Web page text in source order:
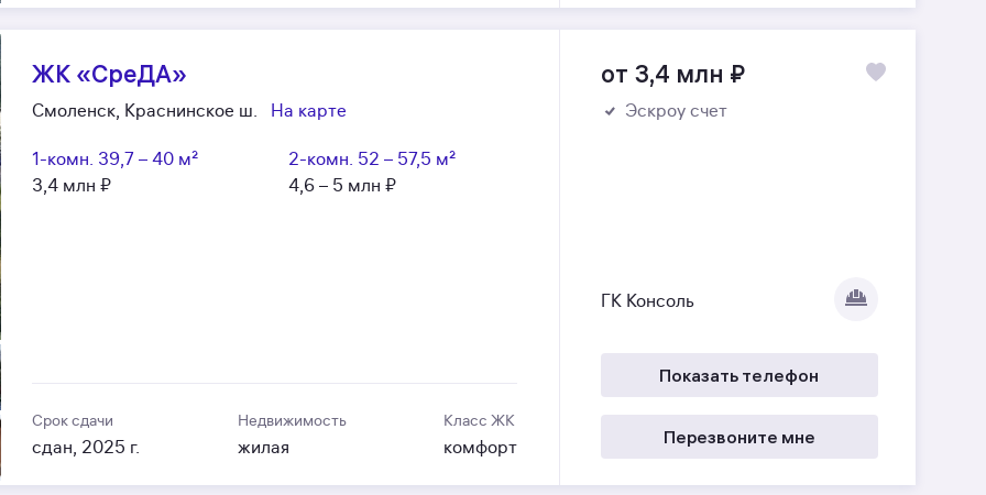
ЖК «СреДА»
Смоленск, Краснинское ш. На карте
1-комн. 39,7 – 40 м²
3,4 млн ₽
2-комн. 52 – 57,5 м²
4,6 – 5 млн ₽
Срок сдачи
сдан, 2025 г.
Недвижимость
жилая
Класс ЖК
комфорт
от 3,4 млн ₽
Эскроу счет
ГК Консоль
Показать телефон
Перезвоните мне